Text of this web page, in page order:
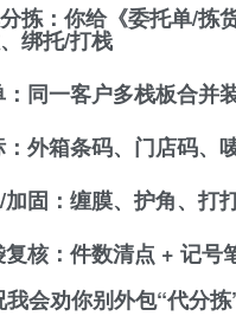
拣：你给《委托单/拣
绑托/打栈
：同一客户多栈板合并
：外箱条码、门店码、
固 ：缠膜、护角、打
核：件数清点 + 记
会劝你别外包“代分拣